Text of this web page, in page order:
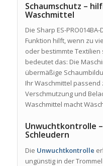
Schaumschutz –
Waschmittel
Die Sharp ES-
Funktion hilft, wenn zu
oder bestimmte Textilien
bedeutet das: Die
übermäßige
Ihr Waschmittel
Verschmutzung und
Waschmittel macht
Unwuchtkontrolle
Schleudern
Die Unwuchtkontrolle
ungünstig in der